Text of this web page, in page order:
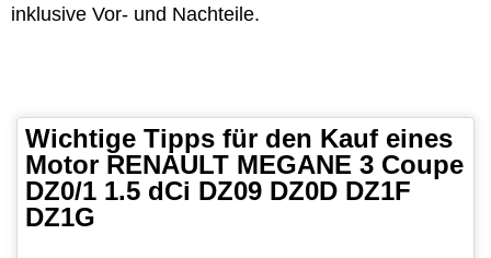
inklusive Vor- und Nachteile.
Wichtige Tipps für den Kauf eines
Motor RENAULT MEGANE 3 Coupe
DZ0/1 1.5 dCi DZ09 DZ0D DZ1F
DZ1G